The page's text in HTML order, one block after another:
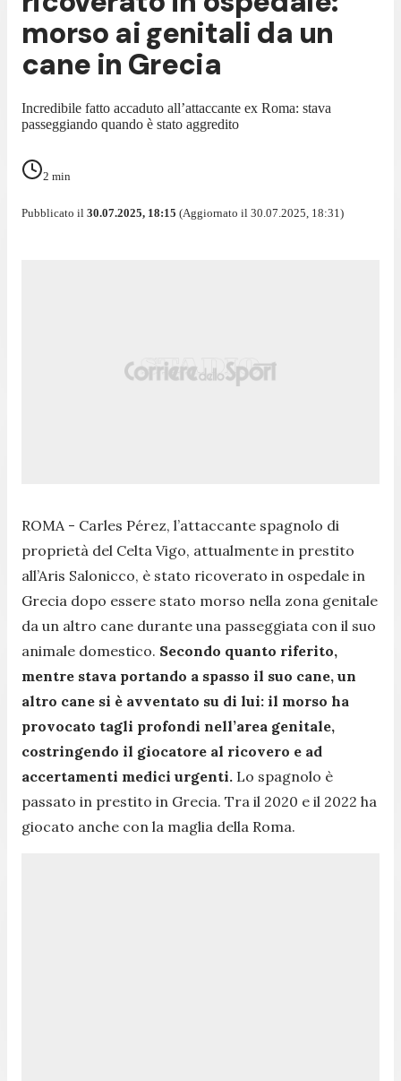
morso ai genitali da un
cane in Grecia
Incredibile fatto accaduto all’attaccante ex Roma: stava
passeggiando quando è stato aggredito
2 min
Pubblicato il 30.07.2025, 18:15 (Aggiornato il 30.07.2025, 18:31)
ROMA - Carles Pérez, l’attaccante spagnolo di
proprietà del Celta Vigo, attualmente in prestito
all’Aris Salonicco, è stato ricoverato in ospedale in
Grecia dopo essere stato morso nella zona genitale
da un altro cane durante una passeggiata con il suo
animale domestico. Secondo quanto riferito,
mentre stava portando a spasso il suo cane, un
altro cane si è avventato su di lui: il morso ha
provocato tagli profondi nell’area genitale,
costringendo il giocatore al ricovero e ad
accertamenti medici urgenti. Lo spagnolo è
passato in prestito in Grecia. Tra il 2020 e il 2022 ha
giocato anche con la maglia della Roma.